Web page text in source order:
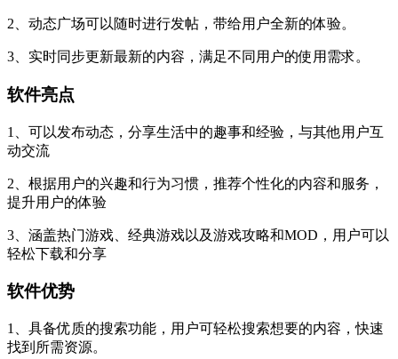
2、动态广场可以随时进行发帖，带给用户全新的体验。
3、实时同步更新最新的内容，满足不同用户的使用需求。
软件亮点
1、可以发布动态，分享生活中的趣事和经验，与其他用户互
动交流
2、根据用户的兴趣和行为习惯，推荐个性化的内容和服务，
提升用户的体验
3、涵盖热门游戏、经典游戏以及游戏攻略和MOD，用户可以
轻松下载和分享
软件优势
1、具备优质的搜索功能，用户可轻松搜索想要的内容，快速
找到所需资源。